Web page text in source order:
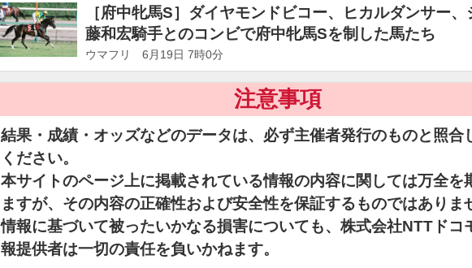
［府中牝馬S］ダイヤモンドビコー、ヒカルダンサー
藤和宏騎手とのコンビで府中牝馬Sを制した馬たち
ウマフリ 6月19日 7時0分
注意事項
結果・成績・オッズなどのデータは、必ず主催者発行のものと照合
ください。
本サイトのページ上に掲載されている情報の内容に関しては万全を
ますが、その内容の正確性および安全性を保証するものではありま
情報に基づいて被ったいかなる損害についても、株式会社NTTドコ
報提供者は一切の責任を負いかねます。